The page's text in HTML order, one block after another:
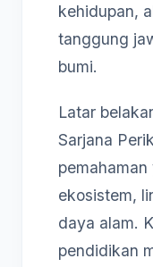
kehidupan,
tanggung
bumi.
Latar
Sarjana
ekosistem,
daya alam.
pendidikan